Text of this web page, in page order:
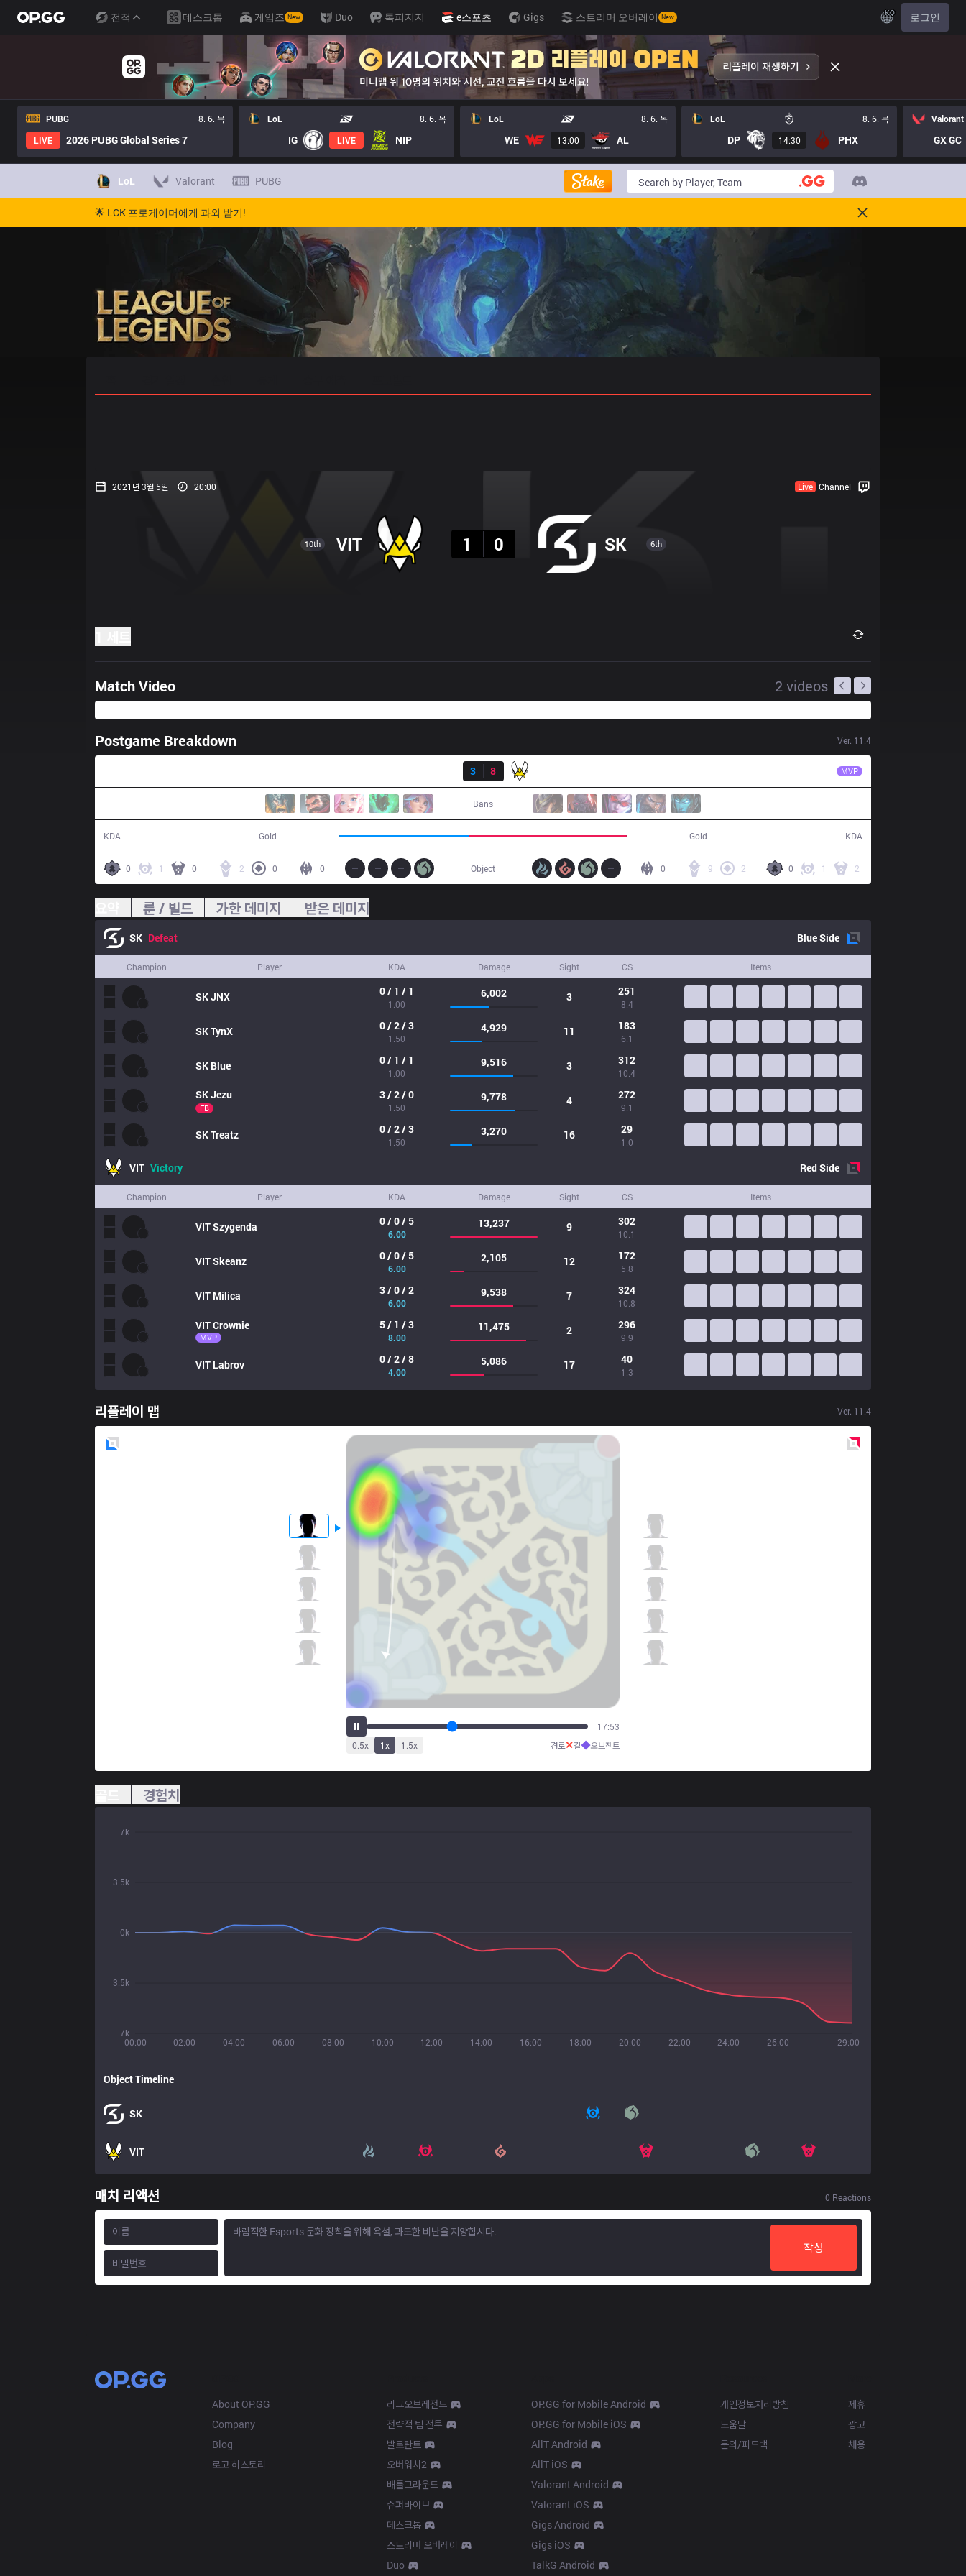
전적 데스크톱 게임즈 New Duo 톡피지지 e스포츠 Gigs 스트리머 오버레이 New KO 로그인
PUBG
8. 6. 목
LIVE
2026 PUBG Global Series 7
LoL 8. 6. 목
IG LIVE NIP
LoL 8. 6. 목
WE 13:00 AL
LoL 8. 6. 목
DP 14:30 PHX
Valorant
GX GC
LoL Valorant PUBG
🌟 LCK 프로게이머에게 과외 받기!
2021년 3월 5일 20:00 Live Channel
10th VIT
1
0 SK 6th
Match Video 2 videos
Postgame Breakdown Ver. 11.4
3
8 MVP
Bans
KDA Gold Gold KDA
0 1 0 2 0 0 0 1 2
9 2
0
Object
룬 / 빌드 가한 데미지 받은 데미지
SK Defeat BlueSide
Champion Player KDA Damage Sight CS Items
SKJNX 0 / 1 / 1
1.00
6,002 3 251
8.4
SKTynX 0 / 2 / 3
1.50
4,929 11 183
6.1
SK Blue 0 / 1 / 1
1.00
9,516 3 312
10.4
SKJezu
FB
3 / 2 / 0
1.50
9,778 4 272
9.1
SKTreatz 0 / 2 / 3
1.50
3,270 16 29
1.0
VIT Victory RedSide
Champion Player KDA Damage Sight CS Items
VITSzygenda 0 / 0 / 5
6.00
13,237 9 302
10.1
VITSkeanz 0 / 0 / 5
6.00
2,105 12 172
5.8
VIT Milica 3 / 0 / 2
6.00
9,538 7 324
10.8
VITCrownie
MVP
5 / 1 / 3
8.00
11,475 2 296
9.9
VIT Labrov 0 / 2 / 8
4.00
5,086 17 40
1.3
리플레이 맵 Ver. 11.4
22:20
0.5x 1x 1.5x 경로✕킬◆오브젝트
경험치
00:00 02:00 04:00 06:00 08:00 10:00 12:00 14:00 16:00 18:00 20:00 22:00 24:00 26:00 29:00
7k
3.5k
0k
3.5k
7k
Object Timeline
SK
VIT
매치 리액션 0 Reactions
작성
About OP.GG
Company
Blog
로고 히스토리
리그오브레전드
전략적 팀 전투
발로란트
오버워치2
배틀그라운드
슈퍼바이브
데스크톱
스트리머 오버레이
Duo
OP.GG for Mobile Android
OP.GG for Mobile iOS
AllT Android
AllT iOS
Valorant Android
Valorant iOS
Gigs Android
Gigs iOS
TalkG Android
개인정보처리방침
도움말
문의/피드백
제휴
광고
채용